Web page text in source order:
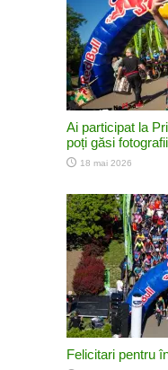
Ai participat la
poți găsi
18 mai 2026
Felicitari pentru